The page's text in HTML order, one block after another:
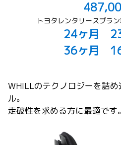
トヨタレンタリースプラ
24ヶ月
36ヶ月
WHILLのテクノロジーを詰
ル。
走破性を求める方に最適です。